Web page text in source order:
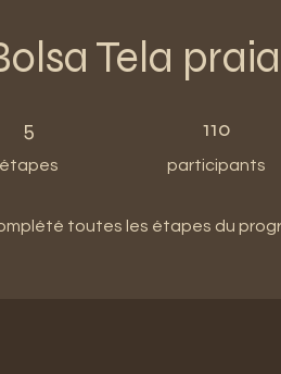
Tela praia
5
étapes
110
participants
toutes les étapes du